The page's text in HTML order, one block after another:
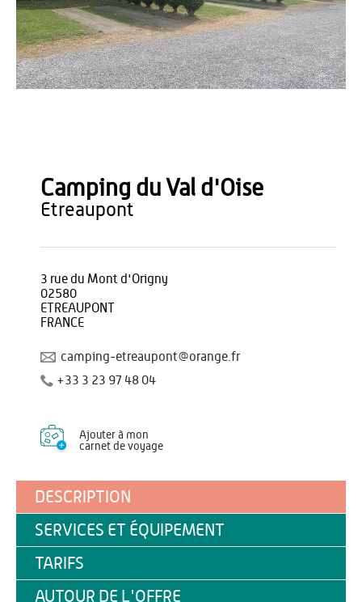
Office de Tourisme du Pays de Thiérache
Camping du Val d'Oise
etreaupont
3 rue du Mont d'Origny
02580
ETREAUPONT
FRANCE
camping-etreaupont@orange.fr
+33 3 23 97 48 04
Ajouter à mon
carnet de voyage
DESCRIPTION
SERVICES ET ÉQUIPEMENT
TARIFS
AUTOUR DE L'OFFRE